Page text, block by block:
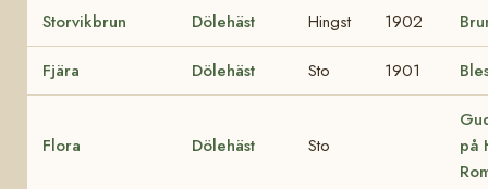
Storvikbrun Dölehäst Hingst 1902
Fjära Dölehäst Sto 1901
Flora Dölehäst Sto
på